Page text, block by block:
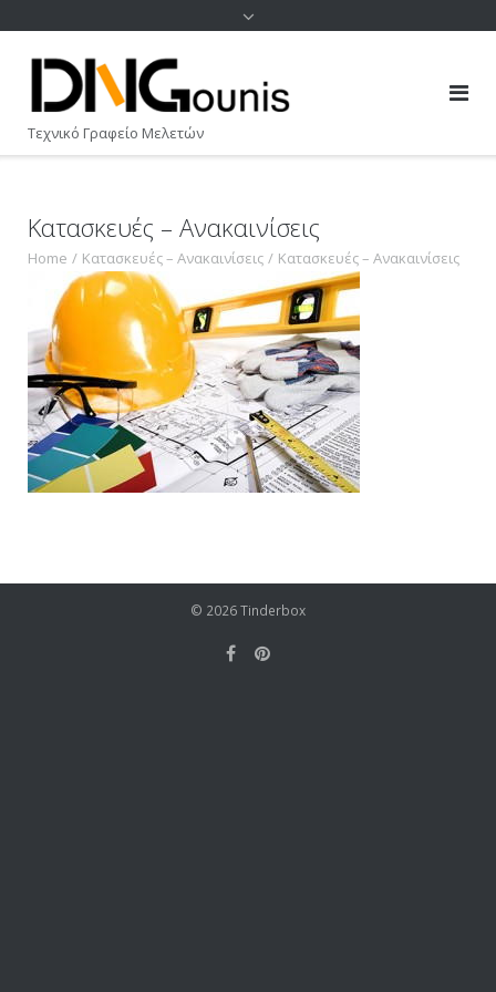
Τεχνικό Γραφείο Μελετών
Κατασκευές – Ανακαινίσεις
Home / Κατασκευές – Ανακαινίσεις / Κατασκευές – Ανακαινίσεις
© 2026Tinderbox